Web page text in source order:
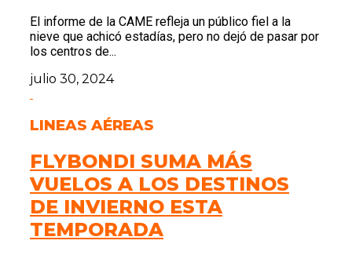
El informe de la CAME refleja un público fiel a la
nieve que achicó estadías, pero no dejó de pasar por
los centros de...
julio 30, 2024
LINEAS AÉREAS
FLYBONDI SUMA MÁS
VUELOS A LOS DESTINOS
DE INVIERNO ESTA
TEMPORADA